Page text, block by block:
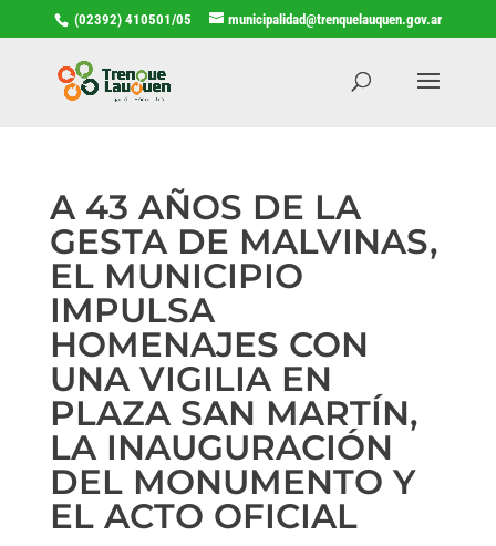
(02392) 410501/05 municipalidad@trenquelauquen.gov.ar
A 43 AÑOS DE LA
GESTA DE MALVINAS,
EL MUNICIPIO
IMPULSA
HOMENAJES CON
UNA VIGILIA EN
PLAZA SAN MARTÍN,
LA INAUGURACIÓN
DEL MONUMENTO Y
EL ACTO OFICIAL